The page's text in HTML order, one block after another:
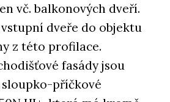
vč. balkonových dveří.
dveře do objektu
z této profilace.
fasády jsou
příčkové